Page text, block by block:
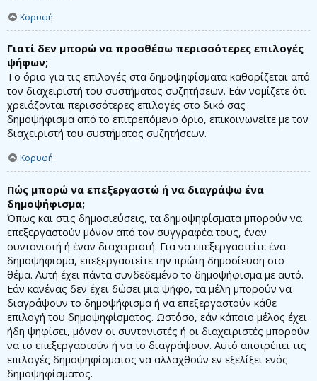
Κορυφή
Γιατί δεν μπορώ να προσθέσω περισσότερες επιλογές
ψήφων;
Το όριο για τις επιλογές στα δημοψηφίσματα καθορίζεται από
τον διαχειριστή του συστήματος συζητήσεων. Εάν νομίζετε ότι
χρειάζονται περισσότερες επιλογές στο δικό σας
δημοψήφισμα από το επιτρεπόμενο όριο, επικοινωνείτε με τον
διαχειριστή του συστήματος συζητήσεων.
Κορυφή
Πώς μπορώ να επεξεργαστώ ή να διαγράψω ένα
δημοψήφισμα;
Όπως και στις δημοσιεύσεις, τα δημοψηφίσματα μπορούν να
επεξεργαστούν μόνον από τον συγγραφέα τους, έναν
συντονιστή ή έναν διαχειριστή. Για να επεξεργαστείτε ένα
δημοψήφισμα, επεξεργαστείτε την πρώτη δημοσίευση στο
θέμα. Αυτή έχει πάντα συνδεδεμένο το δημοψήφισμα με αυτό.
Εάν κανένας δεν έχει δώσει μια ψήφο, τα μέλη μπορούν να
διαγράψουν το δημοψήφισμα ή να επεξεργαστούν κάθε
επιλογή του δημοψηφίσματος. Ωστόσο, εάν κάποιο μέλος έχει
ήδη ψηφίσει, μόνον οι συντονιστές ή οι διαχειριστές μπορούν
να το επεξεργαστούν ή να το διαγράψουν. Αυτό αποτρέπει τις
επιλογές δημοψηφίσματος να αλλαχθούν εν εξελίξει ενός
δημοψηφίσματος.